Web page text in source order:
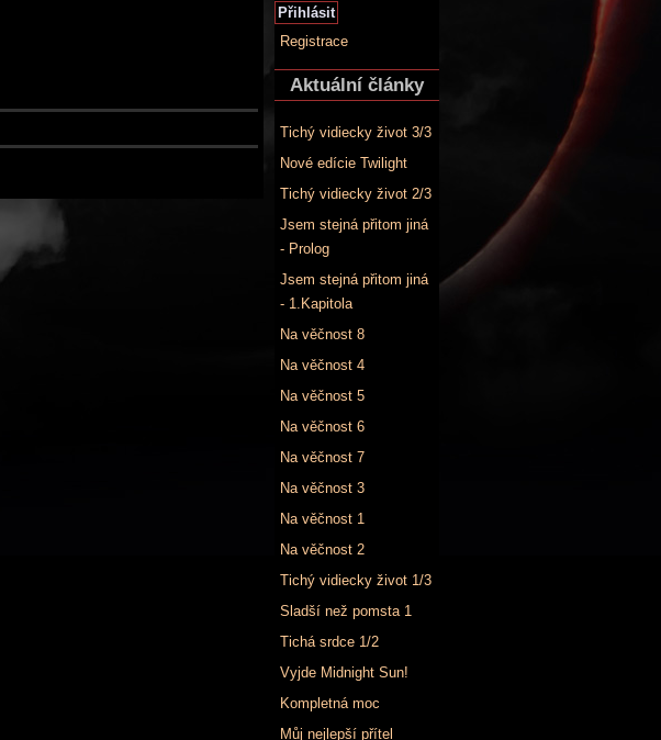
Registrace
Aktuální články
Tichý vidiecky život 3/3
Nové edície Twilight
Tichý vidiecky život 2/3
Jsem stejná přitom jiná
- Prolog
Jsem stejná přitom jiná
- 1.Kapitola
Na věčnost 8
Na věčnost 4
Na věčnost 5
Na věčnost 6
Na věčnost 7
Na věčnost 3
Na věčnost 1
Na věčnost 2
Tichý vidiecky život 1/3
Sladší než pomsta 1
Tichá srdce 1/2
Vyjde Midnight Sun!
Kompletná moc
Můj nejlepší přítel